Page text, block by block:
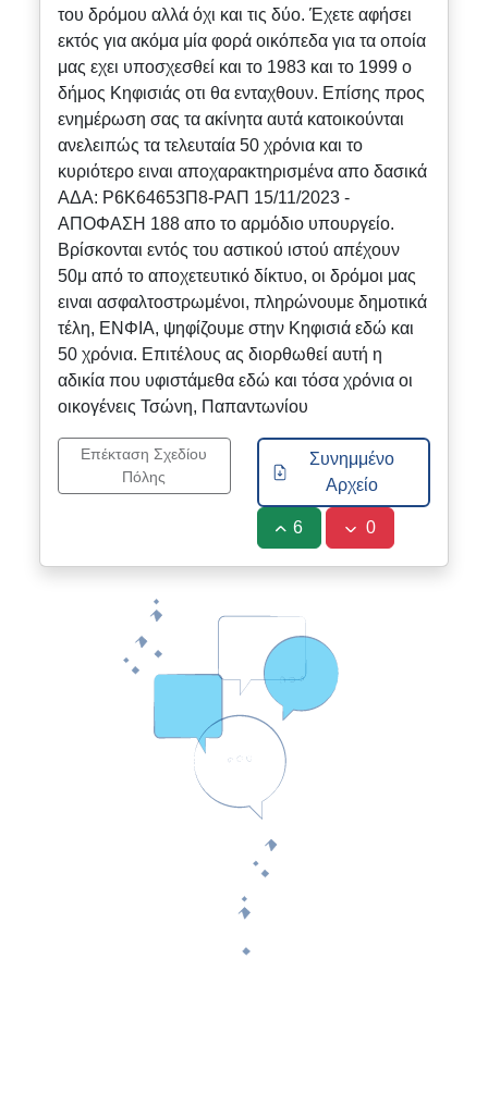
του δρόμου αλλά όχι και τις δύο. Έχετε αφήσει
εκτός για ακόμα μία φορά οικόπεδα για τα οποία
μας εχει υποσχεσθεί και το 1983 και το 1999 ο
δήμος Κηφισιάς οτι θα ενταχθουν. Επίσης προς
ενημέρωση σας τα ακίνητα αυτά κατοικούνται
ανελειπώς τα τελευταία 50 χρόνια και το
κυριότερο ειναι αποχαρακτηρισμένα απο δασικά
ΑΔΑ: Ρ6Κ64653Π8-ΡΑΠ 15/11/2023 -
ΑΠΟΦΑΣΗ 188 απο το αρμόδιο υπουργείο.
Βρίσκονται εντός του αστικού ιστού απέχουν
50μ από το αποχετευτικό δίκτυο, οι δρόμοι μας
ειναι ασφαλτοστρωμένοι, πληρώνουμε δημοτικά
τέλη, ΕΝΦΙΑ, ψηφίζουμε στην Κηφισιά εδώ και
50 χρόνια. Επιτέλους ας διορθωθεί αυτή η
αδικία που υφιστάμεθα εδώ και τόσα χρόνια οι
οικογένεις Τσώνη, Παπαντωνίου
Επέκταση Σχεδίου
Πόλης
Συνημμένο
Αρχείο
6 0